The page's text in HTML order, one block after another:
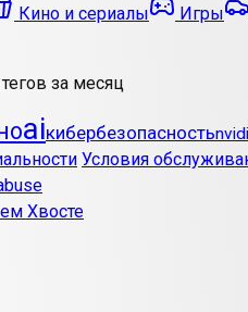
Кино и сериалы Игры
за месяц
aiкибербезопасность
Условия
Хвосте